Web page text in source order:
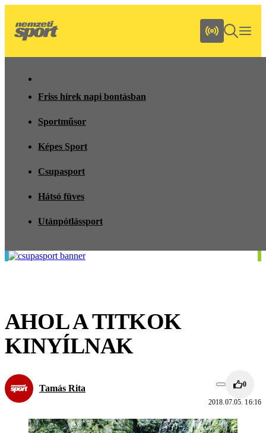
Friss hírek napi bontásban
Sportműsor
Képes Sport
Csupasport
Hátsó füves
Utánpótlássport
AHOL A TITKOK
KINYÍLNAK
Tamás Rita 0
2018.07.05. 16:16